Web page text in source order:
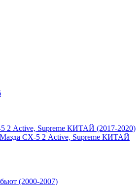
СХ-5 2 Active, Supreme КИТАЙ